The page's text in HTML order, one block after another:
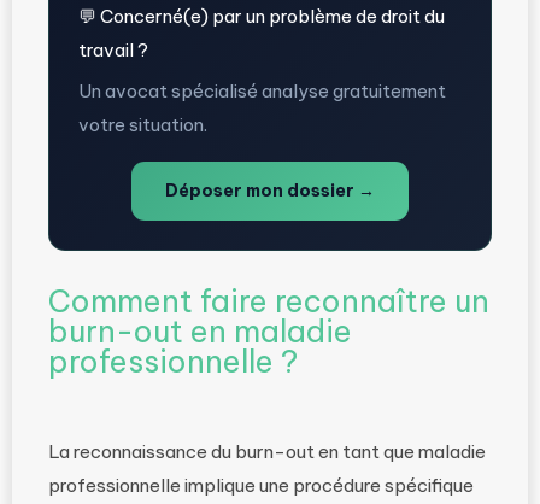
💬 Concerné(e) par un problème de droit du
travail ?
Un avocat spécialisé analyse gratuitement
votre situation.
Déposer mon dossier →
Comment faire reconnaître un
burn-out en maladie
professionnelle ?
La reconnaissance du burn-out en tant que maladie
professionnelle implique une procédure spécifique